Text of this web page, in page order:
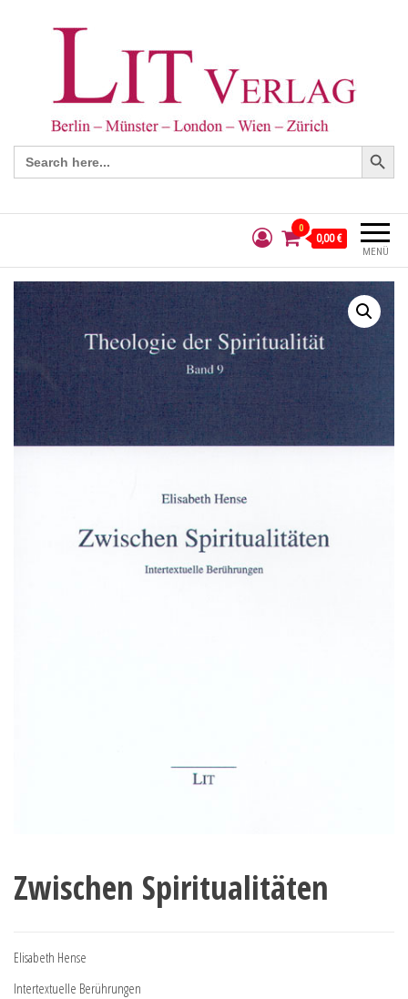
Search
for:
Search Button
MENÜ
0
0,00 €
Zwischen Spiritualitäten
Elisabeth Hense
Intertextuelle Berührungen